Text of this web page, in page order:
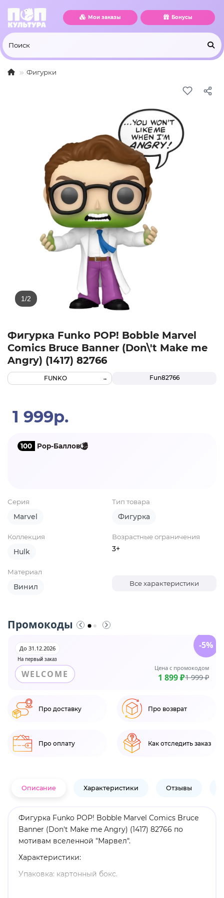
Мои заказы Бонусы
Фигурки
Фигурка Funko POP! Bobble Marvel
Comics Bruce Banner (Don\'t Make me
Angry) (1417) 82766
Fun82766
FUNKO
1 999р.
100 Pop-Баллов
Серия
Marvel
Тип товара
Фигурка
Коллекция
Hulk
Возрастные ограничения
3+
Материал
Винил Все характеристики
Промокоды
На первый заказ
До 31.12.2026
WELCOME
Цена с промокодом
1 899 ₽1 999 ₽
-5%
Про доставку Про возврат
Про оплату Как отследить заказ
Описание Характеристики Отзывы
Фигурка Funko POP! Bobble Marvel Comics Bruce
Banner (Don't Make me Angry) (1417) 82766 по
мотивам вселенной "Марвел".
Характеристики:
Упаковка: картонный бокс.